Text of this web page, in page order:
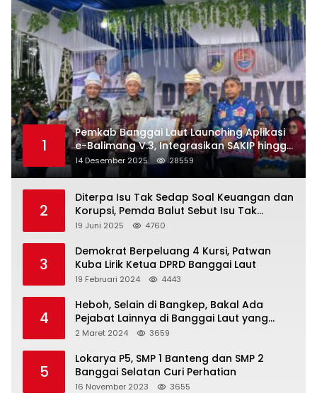
1
Pemkab Banggai Laut Launching Aplikasi
e-Balimang V.3, Integrasikan SAKIP hingga
Satu Data Layanan Publik
14 Desember 2025 28559
2
Diterpa Isu Tak Sedap Soal Keuangan dan
Korupsi, Pemda Balut Sebut Isu Tak
Berdasar
19 Juni 2025 4760
3
Demokrat Berpeluang 4 Kursi, Patwan
Kuba Lirik Ketua DPRD Banggai Laut
19 Februari 2024 4443
4
Heboh, Selain di Bangkep, Bakal Ada
Pejabat Lainnya di Banggai Laut yang
Bakal di Ciduk, Bagini Kata Kapolres!
2 Maret 2024 3659
5
Lokarya P5, SMP 1 Banteng dan SMP 2
Banggai Selatan Curi Perhatian
16 November 2023 3655